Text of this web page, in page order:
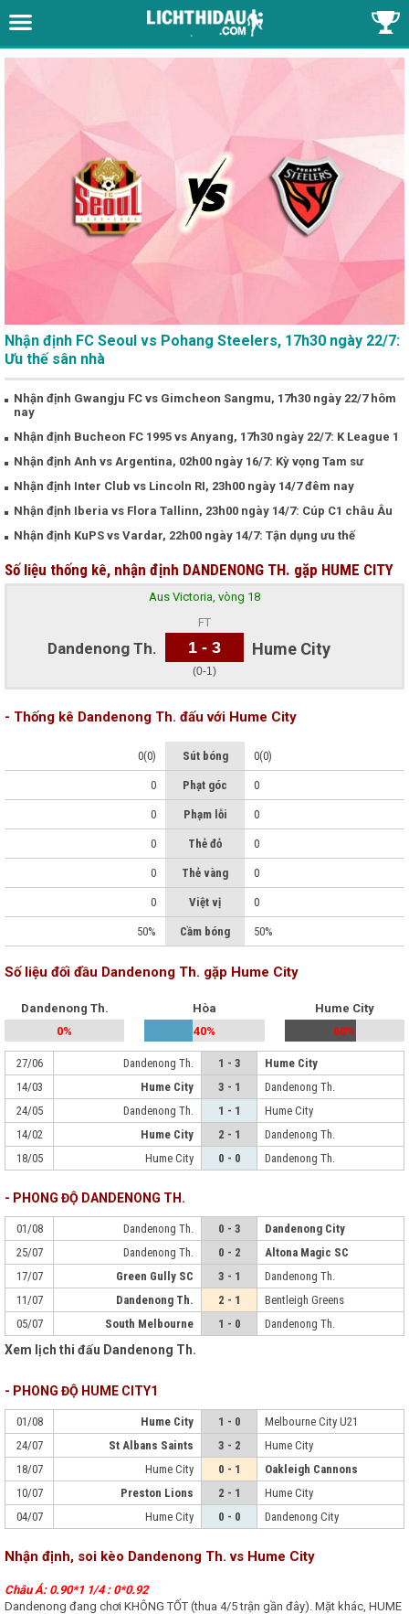
Nhận định FC Seoul vs Pohang Steelers, 17h30 ngày 22/7:
Ưu thế sân nhà
Nhận định Gwangju FC vs Gimcheon Sangmu, 17h30 ngày 22/7 hôm
nay
Nhận định Bucheon FC 1995 vs Anyang, 17h30 ngày 22/7: K League 1
Nhận định Anh vs Argentina, 02h00 ngày 16/7: Kỳ vọng Tam sư
Nhận định Inter Club vs Lincoln RI, 23h00 ngày 14/7 đêm nay
Nhận định Iberia vs Flora Tallinn, 23h00 ngày 14/7: Cúp C1 châu Âu
Nhận định KuPS vs Vardar, 22h00 ngày 14/7: Tận dụng ưu thế
Số liệu thống kê, nhận định DANDENONG TH. gặp HUME CITY
Aus Victoria, vòng 18
Dandenong Th.
FT
1 - 3
(0-1)
Hume City
- Thống kê Dandenong Th. đấu với Hume City
0(0) Sút bóng 0(0)
0 Phạt góc 0
0 Phạm lỗi 0
0 Thẻ đỏ 0
0 Thẻ vàng 0
0 Việt vị 0
50% Cầm bóng 50%
Số liệu đối đầu Dandenong Th. gặp Hume City
Dandenong Th.
0%
Hòa
40%
Hume City
60%
27/06 Dandenong Th. 1 - 3
Hume City
14/03
Hume City 3 - 1
Dandenong Th.
24/05
Dandenong Th. 1 - 1
Hume City
14/02
Hume City 2 - 1
Dandenong Th.
18/05
Hume City 0 - 0 Dandenong Th.
- PHONG ĐỘ DANDENONG TH.
01/08 Dandenong Th. 0 - 3
Dandenong City
25/07
Dandenong Th. 0 - 2
Altona Magic SC
17/07
Green Gully SC 3 - 1
Dandenong Th.
11/07
Dandenong Th. 2 - 1
Bentleigh Greens
05/07
South Melbourne 1 - 0 Dandenong Th.
Xem lịch thi đấu Dandenong Th.
- PHONG ĐỘ HUME CITY1
01/08 Hume City 1 - 0
Melbourne City U21
24/07
St Albans Saints 3 - 2
Hume City
18/07
Hume City 0 - 1
Oakleigh Cannons
10/07
Preston Lions 2 - 1
Hume City
04/07
Hume City 0 - 0 Dandenong City
Nhận định, soi kèo Dandenong Th. vs Hume City
Châu Á: 0.90*1 1/4 : 0*0.92
Dandenong đang chơi KHÔNG TỐT (thua 4/5 trận gần đây). Mặt khác, HUME